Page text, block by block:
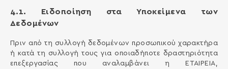
4.1. Ειδοποίηση στα Υποκείμενα των
Δεδομένων
Πριν από τη συλλογή δεδομένων προσωπικού χαρακτήρα
ή κατά τη συλλογή τους για οποιαδήποτε δραστηριότητα
επεξεργασίας που αναλαμβάνει η ΕΤΑΙΡΕΙΑ,